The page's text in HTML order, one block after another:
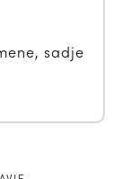
sadje